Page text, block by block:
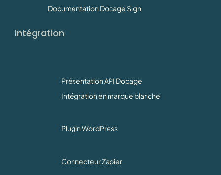
Documentation Docage Sign
Intégration
Présentation API Docage
Intégration en marque blanche
Plugin WordPress
Connecteur Zapier